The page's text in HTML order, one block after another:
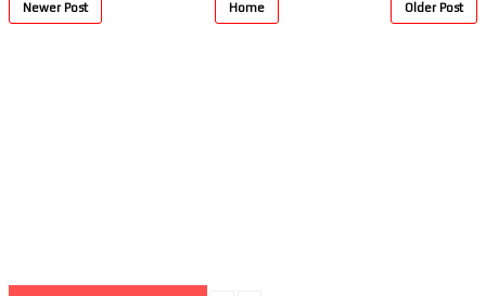
Newer Post Older Post
Home